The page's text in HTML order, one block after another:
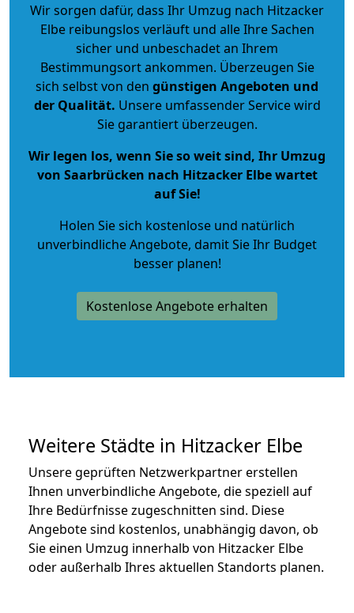
Wir sorgen dafür, dass Ihr Umzug nach Hitzacker
Elbe reibungslos verläuft und alle Ihre Sachen
sicher und unbeschadet an Ihrem
Bestimmungsort ankommen. Überzeugen Sie
sich selbst von den günstigen Angeboten und
der Qualität. Unsere umfassender Service wird
Sie garantiert überzeugen.
Wir legen los, wenn Sie so weit sind, Ihr Umzug
von Saarbrücken nach Hitzacker Elbe wartet
auf Sie!
Holen Sie sich kostenlose und natürlich
unverbindliche Angebote, damit Sie Ihr Budget
besser planen!
Kostenlose Angebote erhalten
Weitere Städte in Hitzacker Elbe
Unsere geprüften Netzwerkpartner erstellen
Ihnen unverbindliche Angebote, die speziell auf
Ihre Bedürfnisse zugeschnitten sind. Diese
Angebote sind kostenlos, unabhängig davon, ob
Sie einen Umzug innerhalb von Hitzacker Elbe
oder außerhalb Ihres aktuellen Standorts planen.